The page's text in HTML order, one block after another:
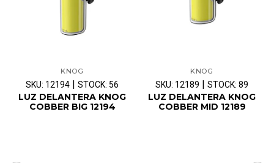
KNOG
SKU: 12194 | STOCK: 56
LUZ DELANTERA KNOG
COBBER BIG 12194
KNOG
SKU: 12189 | STOCK: 89
LUZ DELANTERA KNOG
COBBER MID 12189